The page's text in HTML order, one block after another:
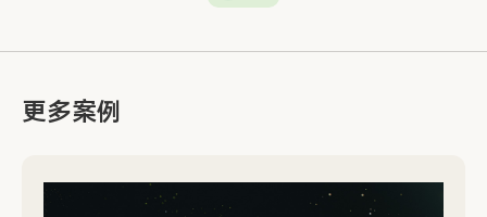
更多案例